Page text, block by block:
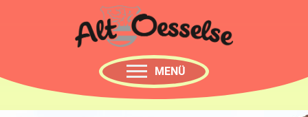
MENÜ